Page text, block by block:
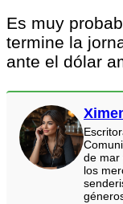
Es muy
termine la
ante el dólar
de mar
los